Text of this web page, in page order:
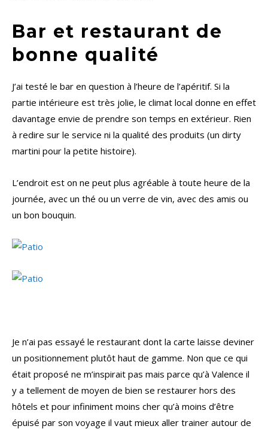
Bar et restaurant de
bonne qualité
J’ai testé le bar en question à l’heure de l’apéritif. Si la
partie intérieure est très jolie, le climat local donne en effet
davantage envie de prendre son temps en extérieur. Rien
à redire sur le service ni la qualité des produits (un dirty
martini pour la petite histoire).
L’endroit est on ne peut plus agréable à toute heure de la
journée, avec un thé ou un verre de vin, avec des amis ou
un bon bouquin.
Je n’ai pas essayé le restaurant dont la carte laisse deviner
un positionnement plutôt haut de gamme. Non que ce qui
était proposé ne m’inspirait pas mais parce qu’à Valence il
y a tellement de moyen de bien se restaurer hors des
hôtels et pour infiniment moins cher qu’à moins d’être
épuisé par son voyage il vaut mieux aller trainer autour de